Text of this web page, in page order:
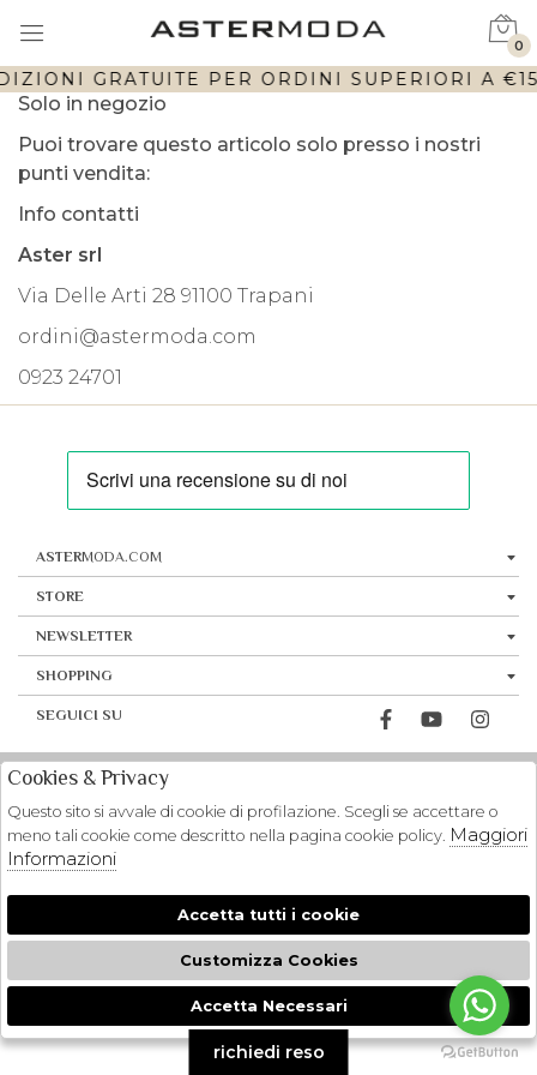
GRATUITE PER ORDINI SUPERIORI A
0
Solo in negozio
Puoi trovare questo articolo solo presso i nostri
punti vendita:
Info contatti
Aster srl
Via Delle Arti 28 91100 Trapani
ordini@astermoda.com
0923 24701
ASTERMODA.COM
STORE
NEWSLETTER
SHOPPING
SEGUICI SU
🍪
richiedi reso
Cookies & Privacy
Questo sito si avvale di cookie di profilazione. Scegli se accettare o
meno tali cookie come descritto nella pagina cookie policy. Maggiori
Informazioni
Accetta tutti i cookie
Customizza Cookies
Accetta Necessari